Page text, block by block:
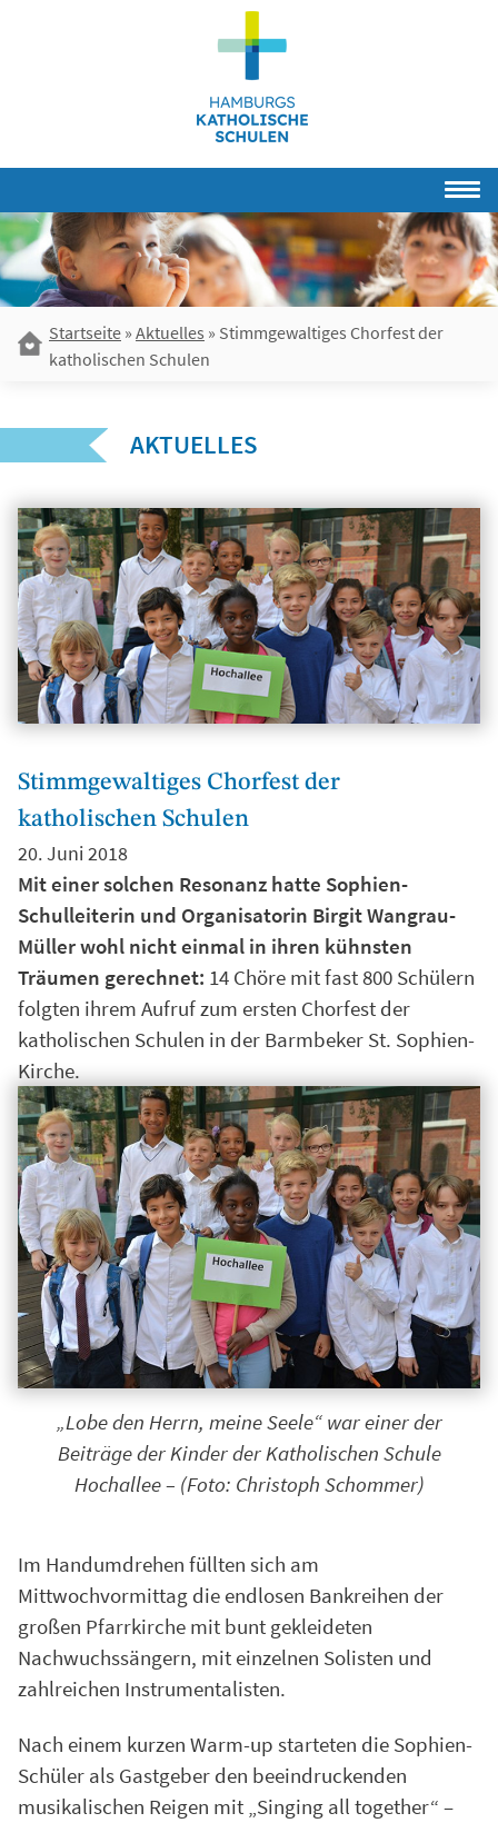
Startseite » Aktuelles » Stimmgewaltiges Chorfest der
katholischen Schulen
AKTUELLES
Stimmgewaltiges Chorfest der
katholischen Schulen
20. Juni 2018
Mit einer solchen Resonanz hatte Sophien-
Schulleiterin und Organisatorin Birgit Wangrau-
Müller wohl nicht einmal in ihren kühnsten
Träumen gerechnet: 14 Chöre mit fast 800 Schülern
folgten ihrem Aufruf zum ersten Chorfest der
katholischen Schulen in der Barmbeker St. Sophien-
Kirche.
„Lobe den Herrn, meine Seele“ war einer der
Beiträge der Kinder der Katholischen Schule
Hochallee – (Foto: Christoph Schommer)
Im Handumdrehen füllten sich am
Mittwochvormittag die endlosen Bankreihen der
großen Pfarrkirche mit bunt gekleideten
Nachwuchssängern, mit einzelnen Solisten und
zahlreichen Instrumentalisten.
Nach einem kurzen Warm-up starteten die Sophien-
Schüler als Gastgeber den beeindruckenden
musikalischen Reigen mit „Singing all together“ –